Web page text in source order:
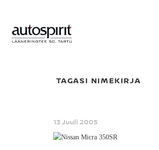
TAGASI NIMEKIRJA
13 Juuli 2005